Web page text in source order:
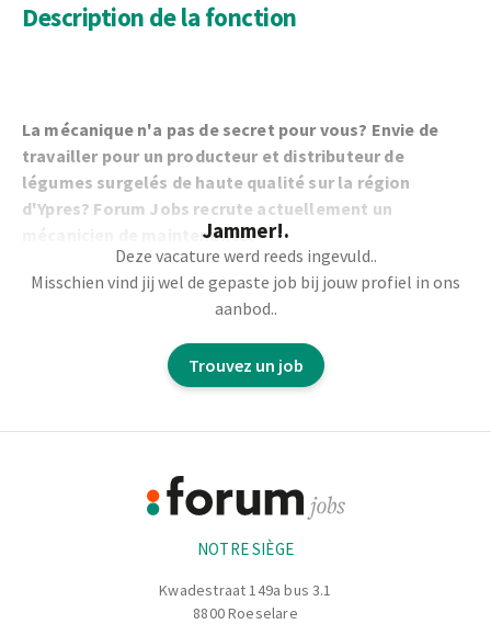
Description de la fonction
La mécanique n'a pas de secret pour vous? Envie de
travailler pour un producteur et distributeur de
légumes surgelés de haute qualité sur la région
d'Ypres? Forum Jobs recrute actuellement un
mécanicien de maintenance.
Vous travaillez dans un environnement de production avec
des machines comme: machines à couper, tapis
transporteur, vibreurs, tambours laveur, ....
Vous êtes responsable de l’entretien préventif et des
mécaniques de machines de production. De petites
interventions électriques seront parfois nécessaires.
Il s'agit d'un poste en équipe de journée (8h15-17h) ou 2
Jammer!.
Deze vacature werd reeds ingevuld..
Misschien vind jij wel de gepaste job bij jouw profiel in ons
aanbod..
Trouvez un job
NOTRE SIÈGE
Kwadestraat 149a bus 3.1
8800 Roeselare